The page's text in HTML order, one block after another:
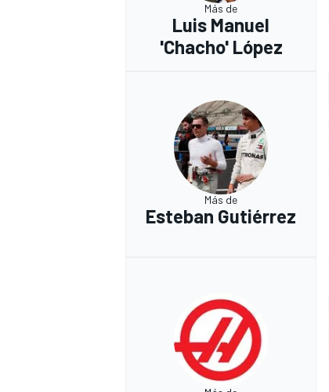
Más de
Luis Manuel
'Chacho' López
Más de
Esteban Gutiérrez